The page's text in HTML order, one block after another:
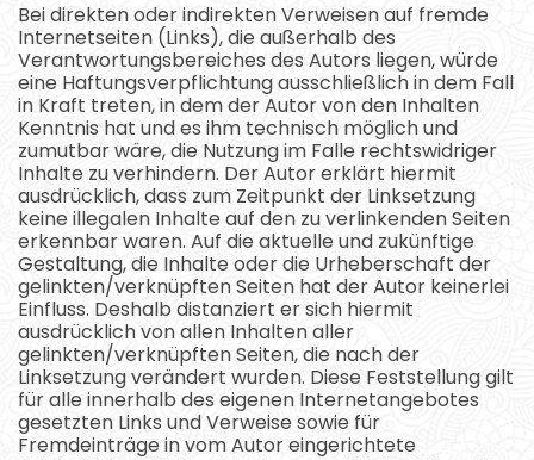
Bei direkten oder indirekten Verweisen auf fremde
Internetseiten (Links), die außerhalb des
Verantwortungsbereiches des Autors liegen, würde
eine Haftungsverpflichtung ausschließlich in dem Fall
in Kraft treten, in dem der Autor von den Inhalten
Kenntnis hat und es ihm technisch möglich und
zumutbar wäre, die Nutzung im Falle rechtswidriger
Inhalte zu verhindern. Der Autor erklärt hiermit
ausdrücklich, dass zum Zeitpunkt der Linksetzung
keine illegalen Inhalte auf den zu verlinkenden Seiten
erkennbar waren. Auf die aktuelle und zukünftige
Gestaltung, die Inhalte oder die Urheberschaft der
gelinkten/verknüpften Seiten hat der Autor keinerlei
Einfluss. Deshalb distanziert er sich hiermit
ausdrücklich von allen Inhalten aller
gelinkten/verknüpften Seiten, die nach der
Linksetzung verändert wurden. Diese Feststellung gilt
für alle innerhalb des eigenen Internetangebotes
gesetzten Links und Verweise sowie für
Fremdeinträge in vom Autor eingerichtete